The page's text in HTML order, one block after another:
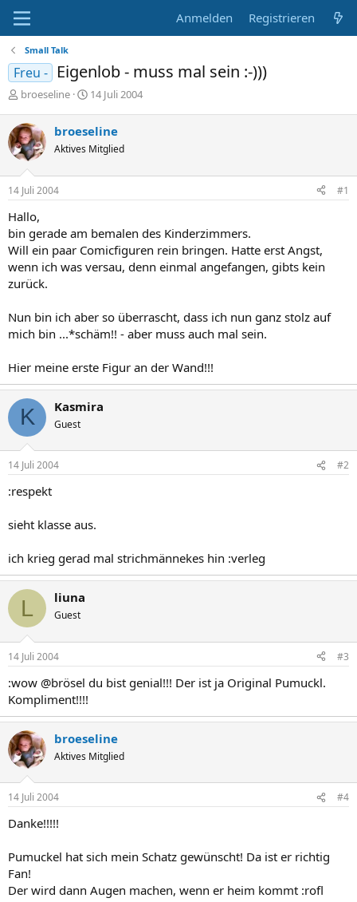
Anmelden Registrieren
Small Talk
Freu - Eigenlob - muss mal sein :-)))
E
s
t
e
l
e
broeseline
E
t
e
l
14 Juli 2004
broeseline
Aktives Mitglied
14 Juli 2004 #1
Hallo,
bin gerade am bemalen des Kinderzimmers.
Will ein paar Comicfiguren rein bringen. Hatte erst Angst,
wenn ich was versau, denn einmal angefangen, gibts kein
zurück.
Nun bin ich aber so überrascht, dass ich nun ganz stolz auf
mich bin ...*schäm!! - aber muss auch mal sein.
Hier meine erste Figur an der Wand!!!
K Kasmira
Guest
14 Juli 2004 #2
:respekt
sieht klasse aus.
ich krieg gerad mal strichmännekes hin :verleg
L liuna
Guest
14 Juli 2004 #3
:wow @brösel du bist genial!!! Der ist ja Original Pumuckl.
Kompliment!!!!
broeseline
Aktives Mitglied
14 Juli 2004 #4
Danke!!!!!
Pumuckel hat sich mein Schatz gewünscht! Da ist er richtig
Fan!
Der wird dann Augen machen, wenn er heim kommt :rofl